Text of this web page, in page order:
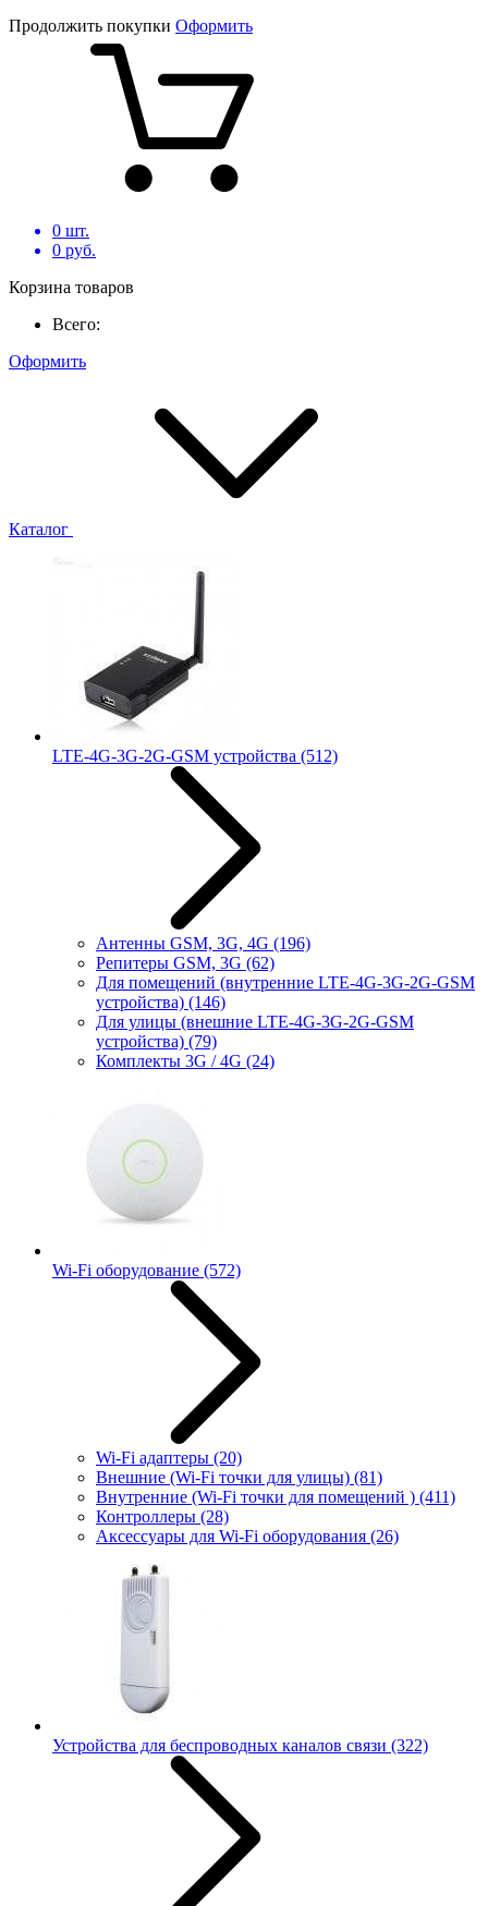
Продолжить покупки Оформить
0 шт.
0 руб.
Корзина товаров
Всего:
Оформить
Каталог
LTE-4G-3G-2G-GSM устройства (512)
Антенны GSM, 3G, 4G (196)
Репитеры GSM, 3G (62)
Для помещений (внутренние LTE-4G-3G-2G-GSM
устройства) (146)
Для улицы (внешние LTE-4G-3G-2G-GSM
устройства) (79)
Комплекты 3G / 4G (24)
Wi-Fi оборудование (572)
Wi-Fi адаптеры (20)
Внешние (Wi-Fi точки для улицы) (81)
Внутренние (Wi-Fi точки для помещений ) (411)
Контроллеры (28)
Аксессуары для Wi-Fi оборудования (26)
Устройства для беспроводных каналов связи (322)